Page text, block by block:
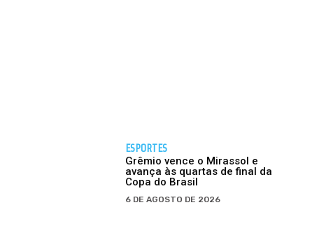
ESPORTES
Grêmio vence o Mirassol e
avança às quartas de final da
Copa do Brasil
6 DE AGOSTO DE 2026